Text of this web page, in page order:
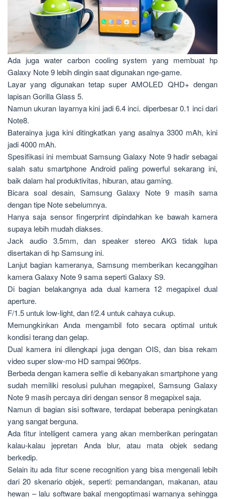
Ada juga water carbon cooling system yang membuat hp
Galaxy Note 9 lebih dingin saat digunakan nge-game.
Layar yang digunakan tetap super AMOLED QHD+ dengan
lapisan Gorilla Glass 5.
Namun ukuran layarnya kini jadi 6.4 inci. diperbesar 0.1 inci dari
Note8.
Baterainya juga kini ditingkatkan yang asalnya 3300 mAh, kini
jadi 4000 mAh.
Spesifikasi ini membuat Samsung Galaxy Note 9 hadir sebagai
salah satu smartphone Android paling powerful sekarang ini,
baik dalam hal produktivitas, hiburan, atau gaming.
Bicara soal desain, Samsung Galaxy Note 9 masih sama
dengan tipe Note sebelumnya.
Hanya saja sensor fingerprint dipindahkan ke bawah kamera
supaya lebih mudah diakses.
Jack audio 3.5mm, dan speaker stereo AKG tidak lupa
disertakan di hp Samsung ini.
Lanjut bagian kameranya, Samsung memberikan kecanggihan
kamera Galaxy Note 9 sama seperti Galaxy S9.
Di bagian belakangnya ada dual kamera 12 megapixel dual
aperture.
F/1.5 untuk low-light, dan f/2.4 untuk cahaya cukup.
Memungkinkan Anda mengambil foto secara optimal untuk
kondisi terang dan gelap.
Dual kamera ini dilengkapi juga dengan OIS, dan bisa rekam
video super slow-mo HD sampai 960fps.
Berbeda dengan kamera selfie di kebanyakan smartphone yang
sudah memiliki resolusi puluhan megapixel, Samsung Galaxy
Note 9 masih percaya diri dengan sensor 8 megapixel saja.
Namun di bagian sisi software, terdapat beberapa peningkatan
yang sangat berguna.
Ada fitur intelligent camera yang akan memberikan peringatan
kalau-kalau jepretan Anda blur, atau mata objek sedang
berkedip.
Selain itu ada fitur scene recognition yang bisa mengenali lebih
dari 20 skenario objek, seperti: pemandangan, makanan, atau
hewan – lalu software bakal mengoptimasi warnanya sehingga